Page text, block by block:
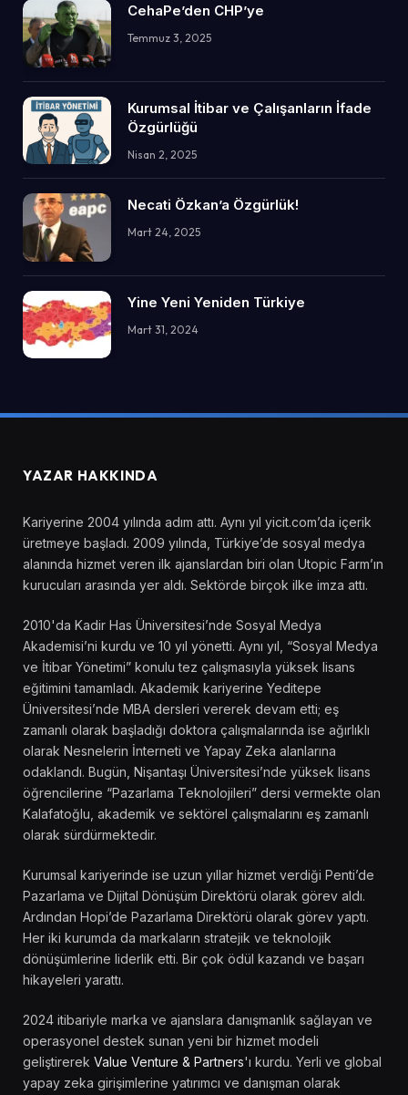
CehaPe’den CHP’ye
Temmuz 3, 2025
Kurumsal İtibar ve Çalışanların İfade
Özgürlüğü
Nisan 2, 2025
Necati Özkan’a Özgürlük!
Mart 24, 2025
Yine Yeni Yeniden Türkiye
Mart 31, 2024
YAZAR HAKKINDA
Kariyerine 2004 yılında adım attı. Aynı yıl yicit.com’da içerik
üretmeye başladı. 2009 yılında, Türkiye’de sosyal medya
alanında hizmet veren ilk ajanslardan biri olan Utopic Farm’ın
kurucuları arasında yer aldı. Sektörde birçok ilke imza attı.
2010'da Kadir Has Üniversitesi’nde Sosyal Medya
Akademisi’ni kurdu ve 10 yıl yönetti. Aynı yıl, “Sosyal Medya
ve İtibar Yönetimi” konulu tez çalışmasıyla yüksek lisans
eğitimini tamamladı. Akademik kariyerine Yeditepe
Üniversitesi’nde MBA dersleri vererek devam etti; eş
zamanlı olarak başladığı doktora çalışmalarında ise ağırlıklı
olarak Nesnelerin İnterneti ve Yapay Zeka alanlarına
odaklandı. Bugün, Nişantaşı Üniversitesi’nde yüksek lisans
öğrencilerine “Pazarlama Teknolojileri” dersi vermekte olan
Kalafatoğlu, akademik ve sektörel çalışmalarını eş zamanlı
olarak sürdürmektedir.
Kurumsal kariyerinde ise uzun yıllar hizmet verdiği Penti’de
Pazarlama ve Dijital Dönüşüm Direktörü olarak görev aldı.
Ardından Hopi’de Pazarlama Direktörü olarak görev yaptı.
Her iki kurumda da markaların stratejik ve teknolojik
dönüşümlerine liderlik etti. Bir çok ödül kazandı ve başarı
hikayeleri yarattı.
2024 itibariyle marka ve ajanslara danışmanlık sağlayan ve
operasyonel destek sunan yeni bir hizmet modeli
geliştirerek Value Venture & Partners'ı kurdu. Yerli ve global
yapay zeka girişimlerine yatırımcı ve danışman olarak